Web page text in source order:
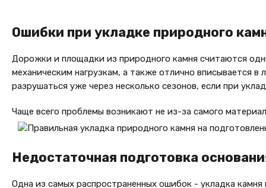
Ошибки при укладке природного
Дорожки и площадки из природного камня считаются
механическим нагрузкам, а также отлично вписывается
разрушаться уже через несколько сезонов, если при
Чаще всего проблемы возникают не из-за самого
Недостаточная подготовка
Одна из самых распространенных ошибок - укладка камня